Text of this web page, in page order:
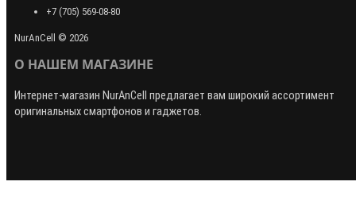
+7 (705) 569-08-80
NurAnCell © 2026
О НАШЕМ МАГАЗИНЕ
Интернет-магазин NurAnCell предлагает вам широкий ассортимент
оригинальных смартфонов и гаджетов.